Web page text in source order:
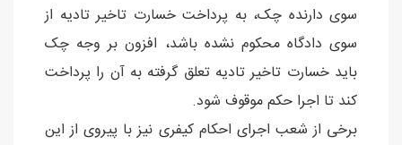
سوی دارنده چک، به پرداخت خسارت تاخیر تادیه از
سوی دادگاه محکوم نشده باشد، افزون بر وجه چک
باید خسارت تاخیر تادیه تعلق گرفته به آن را پرداخت
کند تا اجرا حکم موقوف شود.
برخی از شعب اجرای احکام کیفری نیز با پیروی از این